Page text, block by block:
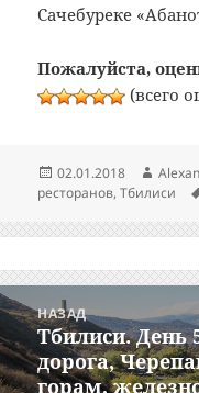
Сачебуреке
Пожалуйста,
(всего
Опубликовано
02.01.2018 Автор
ресторанов,Тбилиси
Навигация
по
записям
НАЗАД
Предыдущая
запись:
Тбилиси. День
дорога,
горам,